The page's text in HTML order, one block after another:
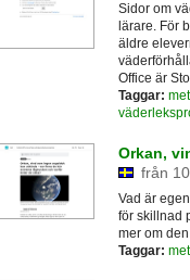
Sidor om
lärare. För
äldre
Office är
Taggar:
Orkan,
från
Vad är
för skillnad
mer om
Taggar: